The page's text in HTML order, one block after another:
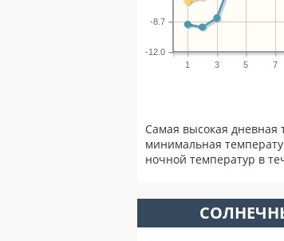
1 3 5 7
-12.0
-8.7
Самая высокая дневная
минимальная
ночной температур в